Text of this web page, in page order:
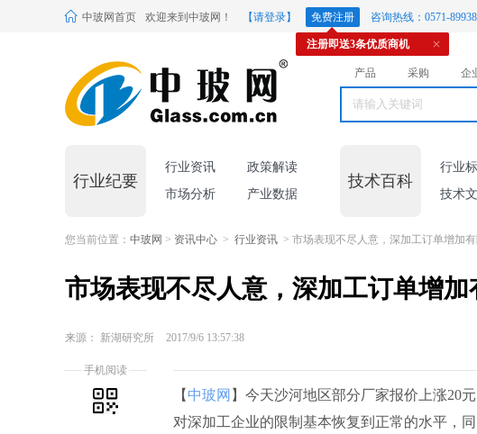
中玻网首页 欢迎来到中玻网！ 【请登录】 免费注册 咨询热线：0571-
注册即送3条优质商机
产品 采购 企
行业纪要
行业资讯
政策解读
市场分析
产业数据
技术百科
行业
技术
您当前位置： 中玻网 > 资讯中心 > 行业资讯 > 市场表现不尽人意，深加工订单增加
手机阅读
市场表现不尽人意，深加工订单增加
来源： 新湖研究所 2017/9/6 13:57:38
【 中玻网 】今天沙河地区部分厂家报价上涨20
对深加工企业的限制基本恢复到正常的水平，